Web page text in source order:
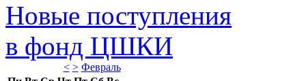
Новые поступления
в фонд ЦШКИ
< > Февраль